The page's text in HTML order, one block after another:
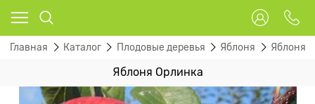
Главная Каталог Плодовые деревья Яблоня Яблоня
Яблоня Орлинка